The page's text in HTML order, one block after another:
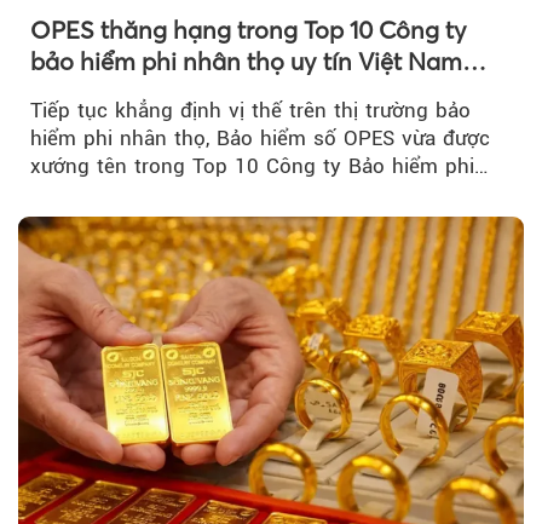
OPES thăng hạng trong Top 10 Công ty
bảo hiểm phi nhân thọ uy tín Việt Nam
2026
Tiếp tục khẳng định vị thế trên thị trường bảo
hiểm phi nhân thọ, Bảo hiểm số OPES vừa được
xướng tên trong Top 10 Công ty Bảo hiểm phi